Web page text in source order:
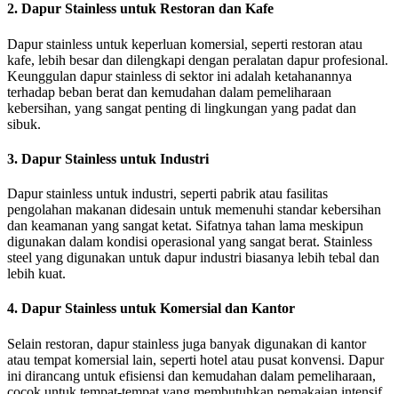
2. Dapur Stainless untuk Restoran dan Kafe
Dapur stainless untuk keperluan komersial, seperti restoran atau
kafe, lebih besar dan dilengkapi dengan peralatan dapur profesional.
Keunggulan dapur stainless di sektor ini adalah ketahanannya
terhadap beban berat dan kemudahan dalam pemeliharaan
kebersihan, yang sangat penting di lingkungan yang padat dan
sibuk.
3. Dapur Stainless untuk Industri
Dapur stainless untuk industri, seperti pabrik atau fasilitas
pengolahan makanan didesain untuk memenuhi standar kebersihan
dan keamanan yang sangat ketat. Sifatnya tahan lama meskipun
digunakan dalam kondisi operasional yang sangat berat. Stainless
steel yang digunakan untuk dapur industri biasanya lebih tebal dan
lebih kuat.
4. Dapur Stainless untuk Komersial dan Kantor
Selain restoran, dapur stainless juga banyak digunakan di kantor
atau tempat komersial lain, seperti hotel atau pusat konvensi. Dapur
ini dirancang untuk efisiensi dan kemudahan dalam pemeliharaan,